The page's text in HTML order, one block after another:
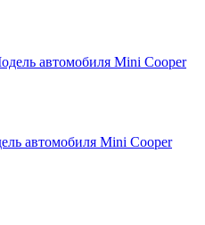
автомобиля Mini Cooper